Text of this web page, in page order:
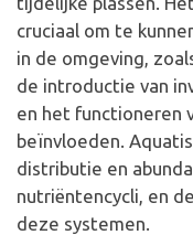
cruciaal om te
in de omgeving,
de introductie van
en het functioneren
beïnvloeden.
distributie en
nutriëntencycli, en
deze systemen.